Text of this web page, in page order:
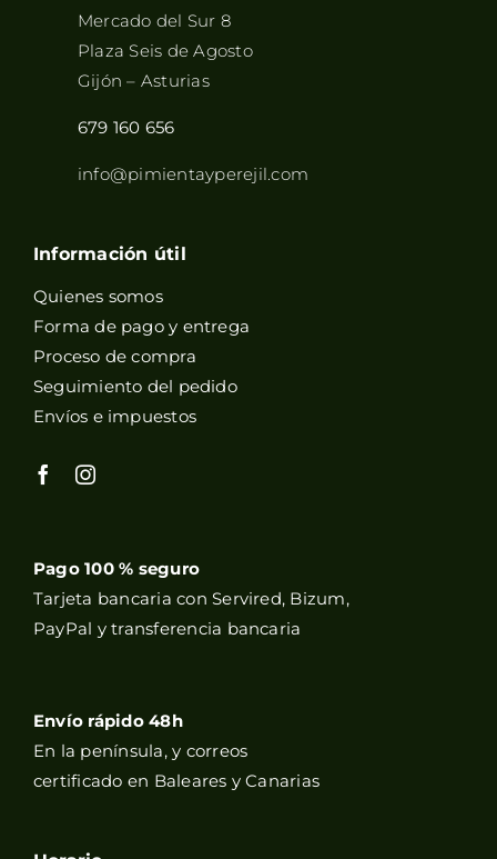
Mercado del Sur 8
Plaza Seis de Agosto
Gijón – Asturias
679 160 656
info@pimientayperejil.com
Información útil
Quienes somos
Forma de pago y entrega
Proceso de compra
Seguimiento del pedido
Envíos e impuestos
Pago 100 % seguro
Tarjeta bancaria con Servired, Bizum,
PayPal y transferencia bancaria
Envío rápido 48h
En la península, y correos
certificado en Baleares y Canarias